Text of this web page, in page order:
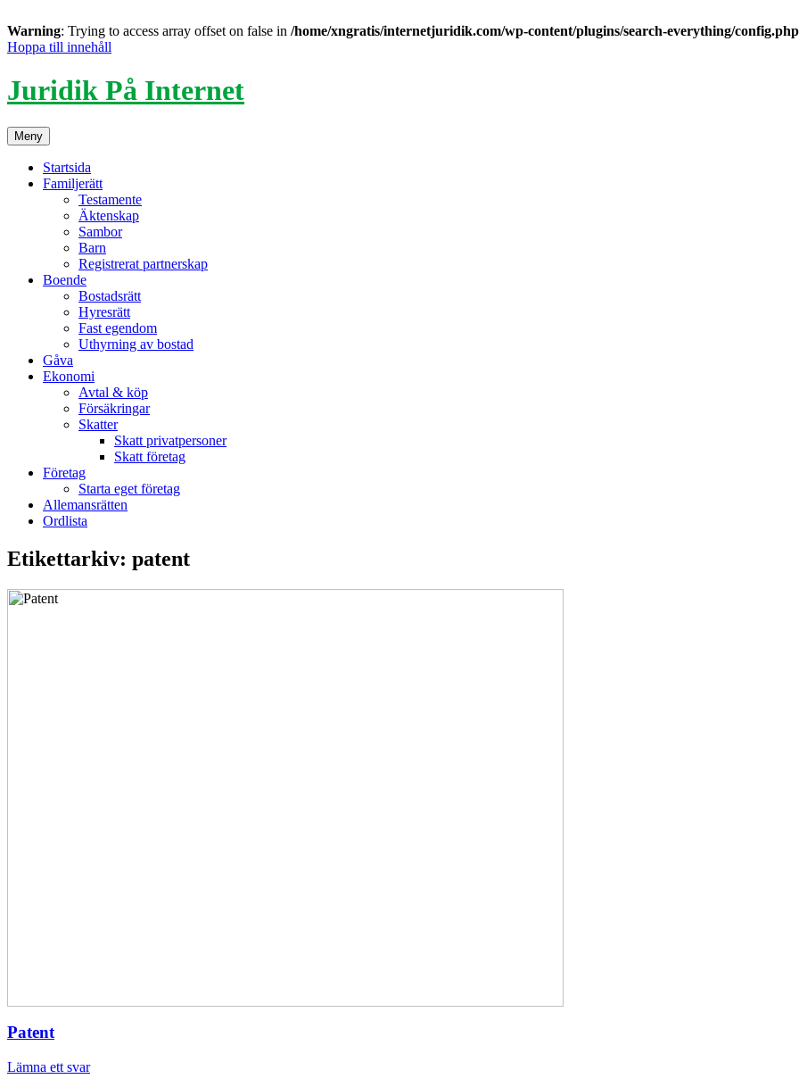
Warning: Trying to access array offset on false in /home/xngratis/internetjuridik.com/wp-content/plugins/search-everything/config.php
Hoppa till innehåll
Juridik På Internet
Meny
Startsida
Familjerätt
Testamente
Äktenskap
Sambor
Barn
Registrerat partnerskap
Boende
Bostadsrätt
Hyresrätt
Fast egendom
Uthyrning av bostad
Gåva
Ekonomi
Avtal & köp
Försäkringar
Skatter
Skatt privatpersoner
Skatt företag
Företag
Starta eget företag
Allemansrätten
Ordlista
Etikettarkiv: patent
Patent
Lämna ett svar